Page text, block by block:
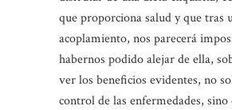
que proporciona salud y que tras
acoplamiento, nos parecerá
habernos podido alejar de ella,
ver los beneficios evidentes, no
control de las enfermedades, sino